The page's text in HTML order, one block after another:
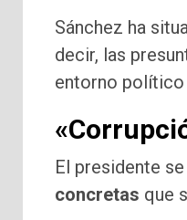
Sánchez ha
decir, las
entorno político
El presidente
concretas que